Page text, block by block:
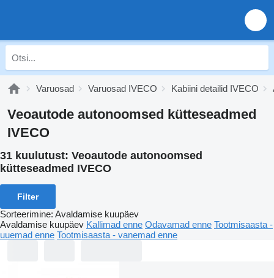
Varuosad Varuosad IVECO Kabiini detailid IVECO
Veoautode autonoomsed kütteseadmed
IVECO
31 kuulutust: Veoautode autonoomsed
kütteseadmed IVECO
Filter
Sorteerimine: Avaldamise kuupäev
Avaldamise kuupäev Kallimad enne Odavamad enne Tootmisaasta -
uuemad enne Tootmisaasta - vanemad enne